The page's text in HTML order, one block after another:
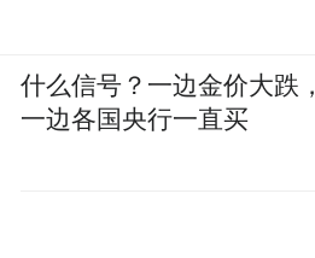
什么信号？一边金价大跌，
一边各国央行一直买